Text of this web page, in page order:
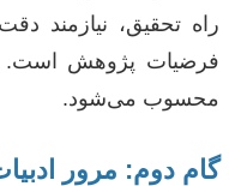
راه تحقیق، نیازمند
فرضیات پژوهش است.
محسوب می‌شود.
گام دوم: مرور